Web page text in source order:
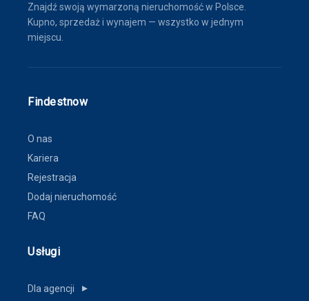
Znajdź swoją wymarzoną nieruchomość w Polsce.
Kupno, sprzedaż i wynajem — wszystko w jednym
miejscu.
Findestnow
O nas
Kariera
Rejestracja
Dodaj nieruchomość
FAQ
Usługi
Dla agencji ▼